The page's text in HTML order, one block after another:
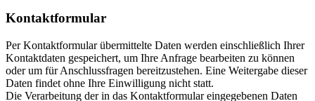
Kontaktformular
Per Kontaktformular übermittelte Daten werden einschließlich Ihrer
Kontaktdaten gespeichert, um Ihre Anfrage bearbeiten zu können
oder um für Anschlussfragen bereitzustehen. Eine Weitergabe dieser
Daten findet ohne Ihre Einwilligung nicht statt.
Die Verarbeitung der in das Kontaktformular eingegebenen Daten